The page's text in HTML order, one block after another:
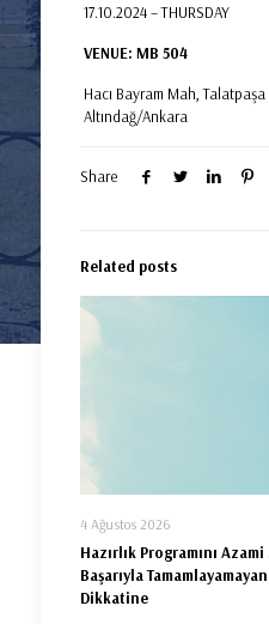
17.10.2024 – THURSDAY
VENUE: MB 504
Hacı Bayram Mah,
Altındağ/Ankara
Share
Related posts
4 Ağustos 2026
Hazırlık Programını
Başarıyla
Dikkatine